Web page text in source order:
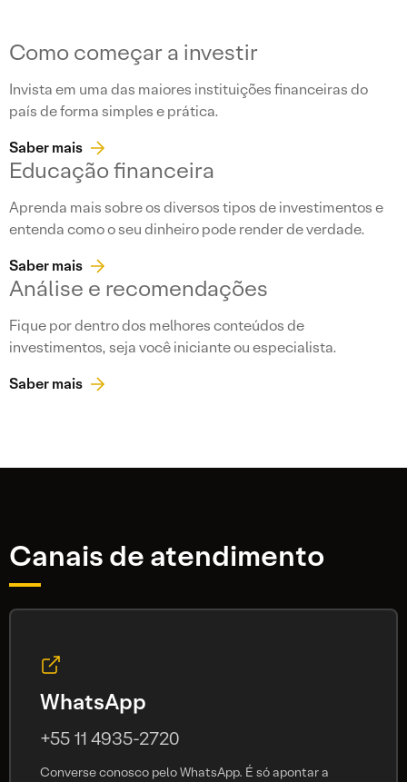
Como começar a investir
Invista em uma das maiores instituições financeiras do
país de forma simples e prática.
Saber mais
Educação financeira
Aprenda mais sobre os diversos tipos de investimentos e
entenda como o seu dinheiro pode render de verdade.
Saber mais
Análise e recomendações
Fique por dentro dos melhores conteúdos de
investimentos, seja você iniciante ou especialista.
Saber mais
Canais de atendimento
WhatsApp
+55 11 4935-2720
Converse conosco pelo WhatsApp. É só apontar a